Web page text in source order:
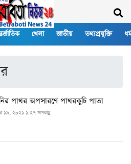
খেলা জাতীয় তথ্যপ্রযুক্তি
পাথর অপসারণে পাথরকুচি পাতা
১৯, ২০২১ ১:২৭ অপরাহ্ণ